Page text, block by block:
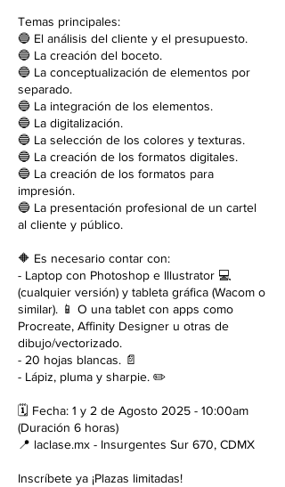
Temas principales:
🔵 El análisis del cliente y el presupuesto.
🔵 La creación del boceto.
🔵 La conceptualización de elementos por
separado.
🔵 La integración de los elementos.
🔵 La digitalización.
🔵 La selección de los colores y texturas.
🔵 La creación de los formatos digitales.
🔵 La creación de los formatos para
impresión.
🔵 La presentación profesional de un cartel
al cliente y público.
🔶 Es necesario contar con:
- Laptop con Photoshop e Illustrator 💻
(cualquier versión) y tableta gráfica (Wacom o
similar). 📱 O una tablet con apps como
Procreate, Affinity Designer u otras de
dibujo/vectorizado.
- 20 hojas blancas. 📄
- Lápiz, pluma y sharpie. ✏️
🗓 Fecha: 1 y 2 de Agosto 2025 - 10:00am
(Duración 6 horas)
📍 laclase.mx - Insurgentes Sur 670, CDMX
Inscríbete ya ¡Plazas limitadas!